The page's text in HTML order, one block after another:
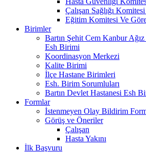
Çalışan Sağlığı
Eğitim Komitesi Ve
Birimler
Bartın Şehit Cem Kanbur
Esh Birimi
Koordinasyon Merkezi
Kalite Birimi
İlçe Hastane Birimleri
Esh. Birim Sorumluları
Bartın Devlet Hastanesi Esh
Formlar
İstenmeyen Olay Bildirim
Görüş ve Öneriler
Çalışan
Hasta Yakını
İlk Başvuru